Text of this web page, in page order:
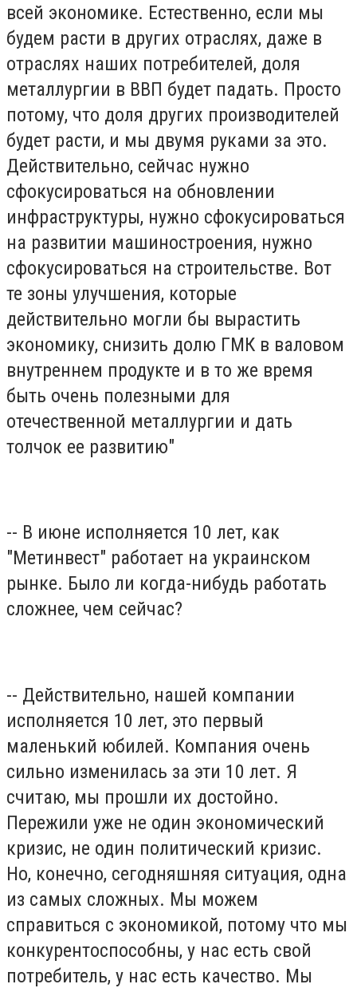
всей экономике. Естественно, если мы
будем расти в других отраслях, даже в
отраслях наших потребителей, доля
металлургии в ВВП будет падать. Просто
потому, что доля других производителей
будет расти, и мы двумя руками за это.
Действительно, сейчас нужно
сфокусироваться на обновлении
инфраструктуры, нужно сфокусироваться
на развитии машиностроения, нужно
сфокусироваться на строительстве. Вот
те зоны улучшения, которые
действительно могли бы вырастить
экономику, снизить долю ГМК в валовом
внутреннем продукте и в то же время
быть очень полезными для
отечественной металлургии и дать
толчок ее развитию"
-- В июне исполняется 10 лет, как
"Метинвест" работает на украинском
рынке. Было ли когда-нибудь работать
сложнее, чем сейчас?
-- Действительно, нашей компании
исполняется 10 лет, это первый
маленький юбилей. Компания очень
сильно изменилась за эти 10 лет. Я
считаю, мы прошли их достойно.
Пережили уже не один экономический
кризис, не один политический кризис.
Но, конечно, сегодняшняя ситуация, одна
из самых сложных. Мы можем
справиться с экономикой, потому что мы
конкурентоспособны, у нас есть свой
потребитель, у нас есть качество. Мы